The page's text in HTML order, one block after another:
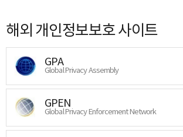
해외 개인정보보호 사이트
GPA
Global Privacy Assembly
GPEN
Global Privacy Enforcement Network